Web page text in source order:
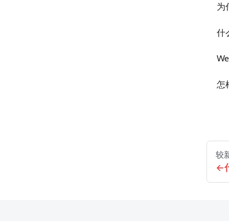
为
什
怎
较